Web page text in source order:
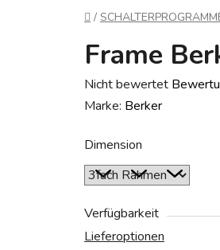
Startseite
/
Frame
Die
durchschnittliche
ist
0,0
von
5
Sternen.
Nicht bewertet
Marke: Berker
Dimension
Verfügbarkeit
Lieferoptionen